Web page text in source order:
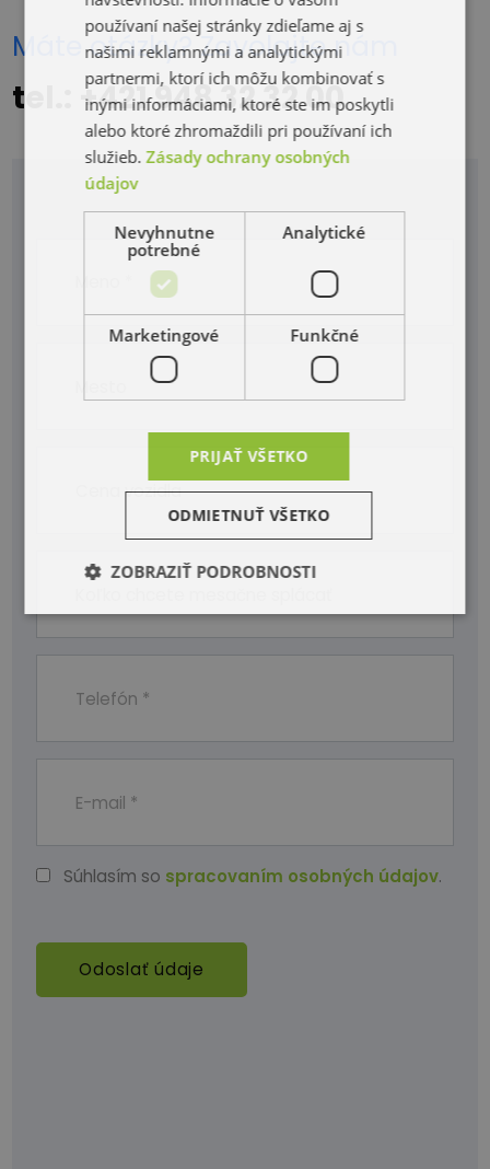
Máte otázky? Zavolajte nám
tel.: +421 948 32 32 00
Súhlasím so spracovaním osobných údajov.
Odoslať údaje
používaní našej stránky zdieľame aj s
našimi reklamnými a analytickými
partnermi, ktorí ich môžu kombinovať s
inými informáciami, ktoré ste im poskytli
alebo ktoré zhromaždili pri používaní ich
služieb.Zásady ochrany osobných
údajov
Nevyhnutne
potrebné
Analytické
Marketingové Funkčné
PRIJAŤ VŠETKO
ODMIETNUŤ VŠETKO
ZOBRAZIŤ PODROBNOSTI